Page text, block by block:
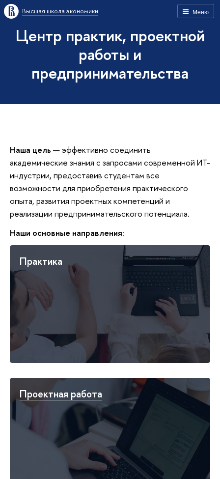
Меню
Высшая школа экономики
Центр практик, проектной
работы и
предпринимательства
Наша цель — эффективно соединить
академические знания с запросами современной ИТ-
индустрии, предоставив студентам все
возможности для приобретения практического
опыта, развития проектных компетенций и
реализации предпринимательского потенциала.
Наши основные направления:
Практика
Проектная работа